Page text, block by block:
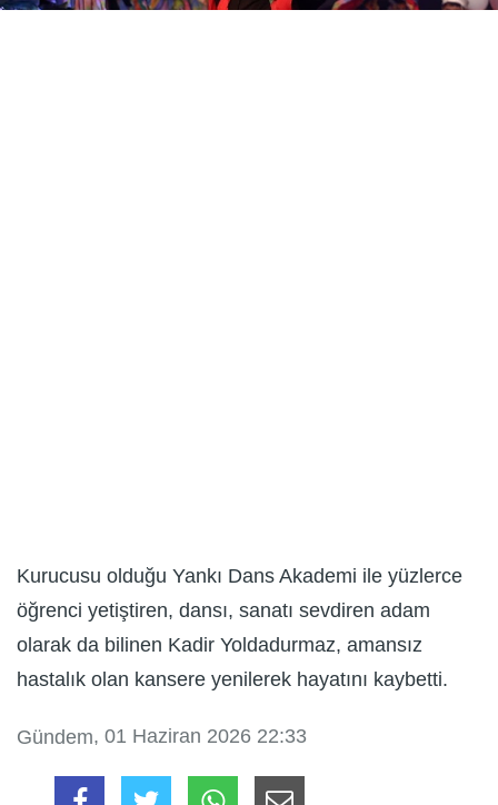
Kurucusu olduğu Yankı Dans Akademi ile yüzlerce
öğrenci yetiştiren, dansı, sanatı sevdiren adam
olarak da bilinen Kadir Yoldadurmaz, amansız
hastalık olan kansere yenilerek hayatını kaybetti.
Gündem, 01 Haziran 2026 22:33